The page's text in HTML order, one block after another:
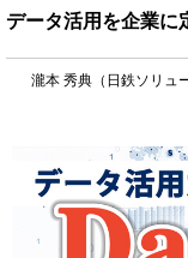
データ活用を企業に
瀧本 秀典（日鉄ソリュ